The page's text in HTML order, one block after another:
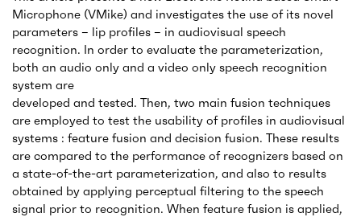
Microphone (VMike) and investigates the use of its novel
parameters – lip profiles – in audiovisual speech
recognition. In order to evaluate the parameterization,
both an audio only and a video only speech recognition
system are
developed and tested. Then, two main fusion techniques
are employed to test the usability of profiles in audiovisual
systems : feature fusion and decision fusion. These results
are compared to the performance of recognizers based on
a state-of-the-art parameterization, and also to results
obtained by applying perceptual filtering to the speech
signal prior to recognition. When feature fusion is applied,